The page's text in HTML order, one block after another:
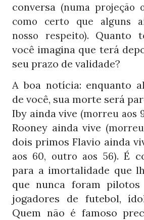
conversa (numa projeção
como certo que alguns
nosso respeito). Quanto
você imagina que terá
seu prazo de validade?
A boa notícia: enquanto
de você, sua morte será
Iby ainda vive (morreu aos
Rooney ainda vive
dois primos Flavio ainda
aos 60, outro aos 56). É
para a imortalidade que
que nunca foram
jogadores de futebol,
Quem não é famoso